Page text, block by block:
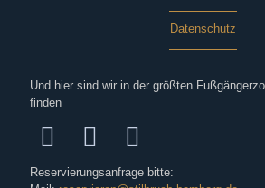
Datenschutz
Und hier sind wir in der größten
finden
Reservierungsanfrage bitte: